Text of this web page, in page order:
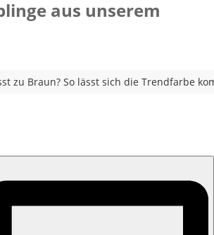
aus unserem
zu Braun? So lässt sich die Trendfarbe